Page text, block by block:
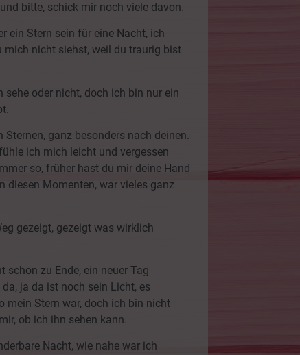
bitte, schick mir noch viele davon.
ein Stern sein für eine Nacht, ich
mich nicht siehst, weil du traurig bist
sehe oder nicht, doch ich bin nur ein
ganz besonders nach deinen.
ich mich leicht und vergessen
so, früher hast du mir deine Hand
diesen Momenten, war vieles ganz
gezeigt, gezeigt was wirklich
zu Ende, ein neuer Tag
ja da ist noch sein Licht, es
mein Stern war, doch ich bin nicht
ob ich ihn sehen kann.
Nacht, wie nahe war ich